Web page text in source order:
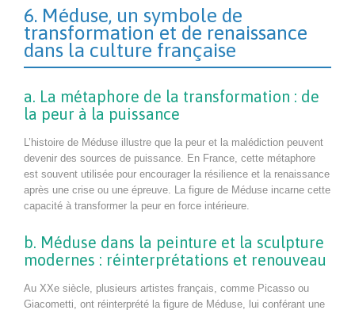
6. Méduse, un symbole de
transformation et de renaissance
dans la culture française
a. La métaphore de la transformation : de
la peur à la puissance
L’histoire de Méduse illustre que la peur et la malédiction peuvent
devenir des sources de puissance. En France, cette métaphore
est souvent utilisée pour encourager la résilience et la renaissance
après une crise ou une épreuve. La figure de Méduse incarne cette
capacité à transformer la peur en force intérieure.
b. Méduse dans la peinture et la sculpture
modernes : réinterprétations et renouveau
Au XXe siècle, plusieurs artistes français, comme Picasso ou
Giacometti, ont réinterprété la figure de Méduse, lui conférant une